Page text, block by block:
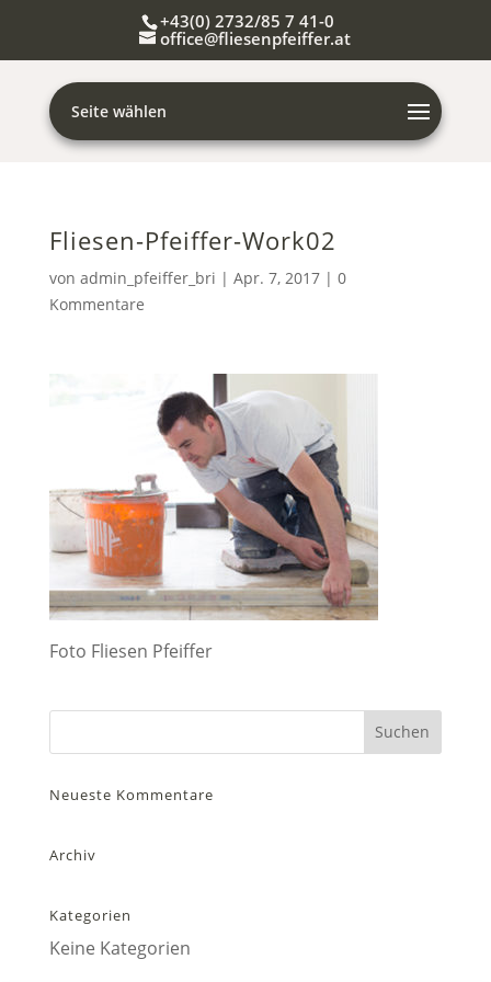
+43(0) 2732/85 7 41-0
office@fliesenpfeiffer.at
Seite wählen
Fliesen-Pfeiffer-Work02
von admin_pfeiffer_bri | Apr. 7, 2017| 0
Kommentare
Foto Fliesen Pfeiffer
Neueste Kommentare
Archiv
Kategorien
Keine Kategorien